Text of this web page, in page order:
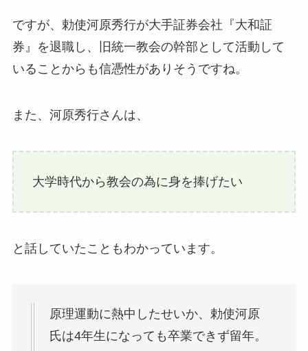
ですが、勅使河原秀行が大手証券会社『大和証
券』を退職し、旧統一教会の幹部として活動して
いることからも信憑性がありそうですね。
また、河原秀行さんは、
大学時代から教会の為に身を捧げたい
と話していたこともわかっています。
原理運動に熱中したせいか、勅使河原
氏は4年生になっても卒業できず留年。